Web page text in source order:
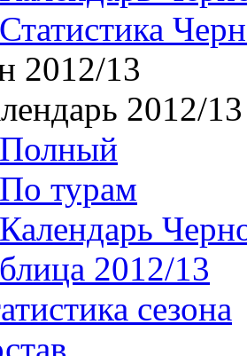
Статистика
2012/13
2012/13
Полный
По турам
Календарь
2012/13
сезона